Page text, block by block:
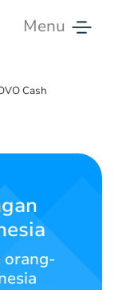
Menu
Cash
orang-